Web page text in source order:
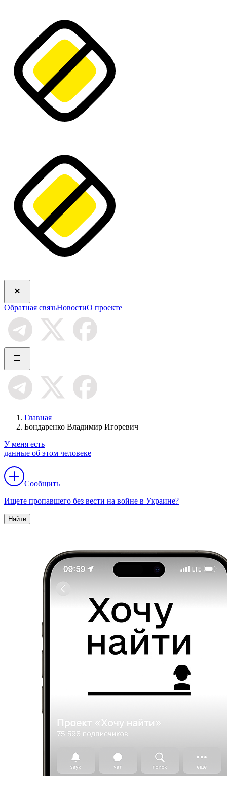
Обратная связьНовостиО проекте
Главная
Бондаренко Владимир Игоревич
У меня есть
данные об этом человеке
Сообщить
Ищете пропавшего без вести на войне в Украине?
Найти